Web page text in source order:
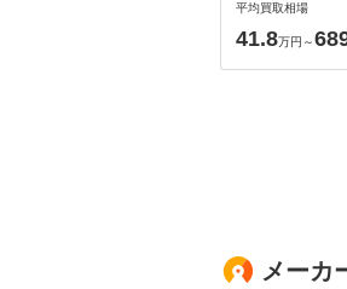
平均買取相場
41.8万円～
メーカ